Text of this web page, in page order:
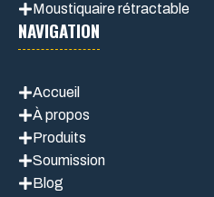
Moustiquaire rétractable
NAVIGATION
Accueil
À propos
Produits
Soumission
Blog